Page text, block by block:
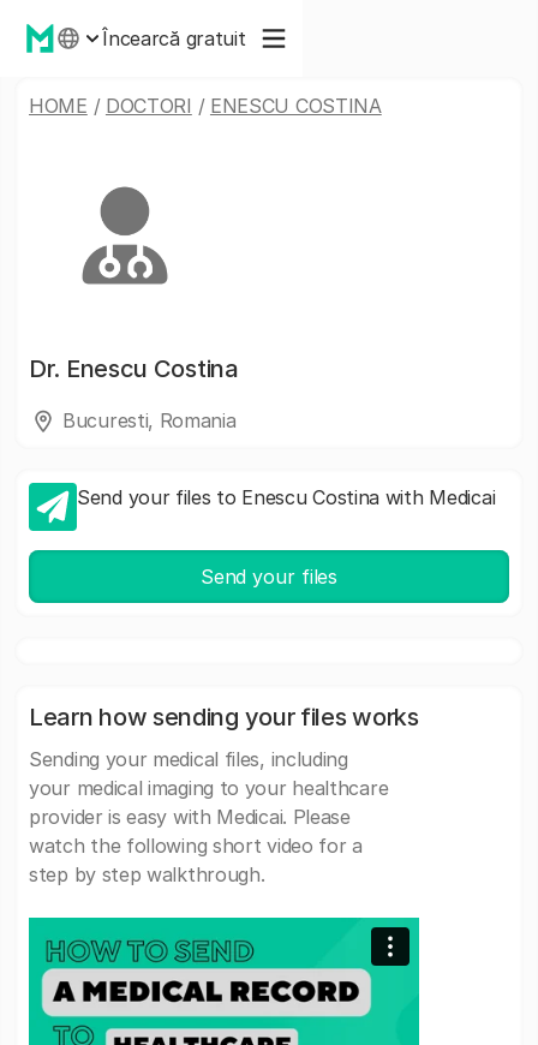
Încearcă gratuit
HOME / DOCTORI / ENESCU COSTINA
Dr. Enescu Costina
Bucuresti, Romania
Send your files to Enescu Costina with Medicai
Send your files
Learn how sending your files works
Sending your medical files, including
your medical imaging to your healthcare
provider is easy with Medicai. Please
watch the following short video for a
step by step walkthrough.